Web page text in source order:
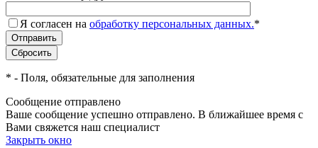
Я согласен на обработку персональных данных.*
* - Поля, обязательные для заполнения
Сообщение отправлено
Ваше сообщение успешно отправлено. В ближайшее время с
Вами свяжется наш специалист
Закрыть окно